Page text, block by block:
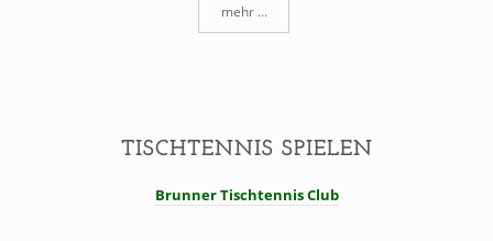
mehr ...
TISCHTENNIS SPIELEN
Brunner Tischtennis Club